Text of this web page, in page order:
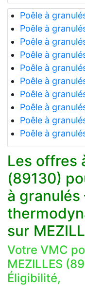
Poêle à
Poêle à
Poêle à
Poêle à
Poêle à
Poêle à
Poêle à
Poêle à
Poêle à
Poêle à
Les offres
(89130)
à granulés
sur
Votre VMC
MEZILLES
Éligibilité,